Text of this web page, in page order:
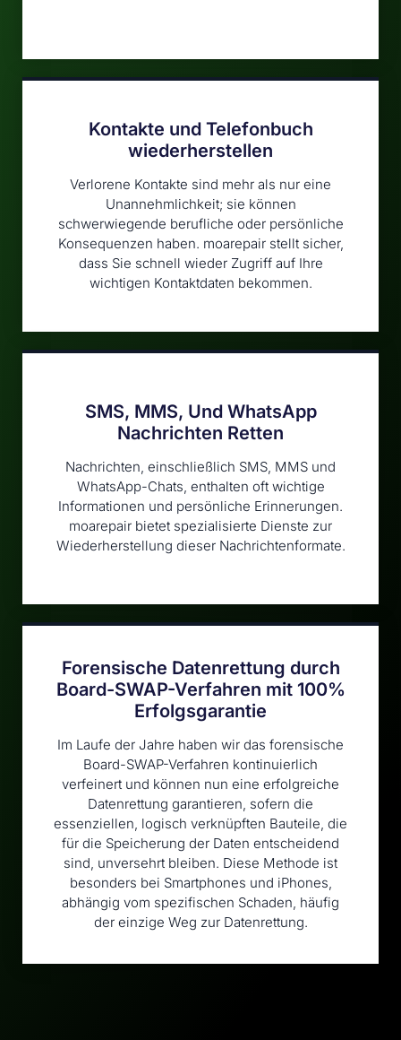
Kontakte und Telefonbuch
wiederherstellen
Verlorene Kontakte sind mehr als nur eine
Unannehmlichkeit; sie können
schwerwiegende berufliche oder persönliche
Konsequenzen haben. moarepair stellt sicher,
dass Sie schnell wieder Zugriff auf Ihre
wichtigen Kontaktdaten bekommen.
SMS, MMS, Und WhatsApp
Nachrichten Retten
Nachrichten, einschließlich SMS, MMS und
WhatsApp-Chats, enthalten oft wichtige
Informationen und persönliche Erinnerungen.
moarepair bietet spezialisierte Dienste zur
Wiederherstellung dieser Nachrichtenformate.
Forensische Datenrettung durch
Board-SWAP-Verfahren mit 100%
Erfolgsgarantie
Im Laufe der Jahre haben wir das forensische
Board-SWAP-Verfahren kontinuierlich
verfeinert und können nun eine erfolgreiche
Datenrettung garantieren, sofern die
essenziellen, logisch verknüpften Bauteile, die
für die Speicherung der Daten entscheidend
sind, unversehrt bleiben. Diese Methode ist
besonders bei Smartphones und iPhones,
abhängig vom spezifischen Schaden, häufig
der einzige Weg zur Datenrettung.